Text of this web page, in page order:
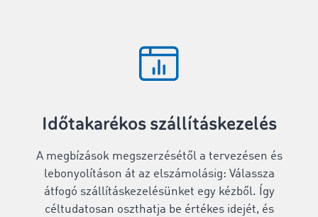
Időtakarékos szállításkezelés
A megbízások megszerzésétől a tervezésen és
lebonyolításon át az elszámolásig: Válassza
átfogó szállításkezelésünket egy kézből. Így
céltudatosan oszthatja be értékes idejét, és